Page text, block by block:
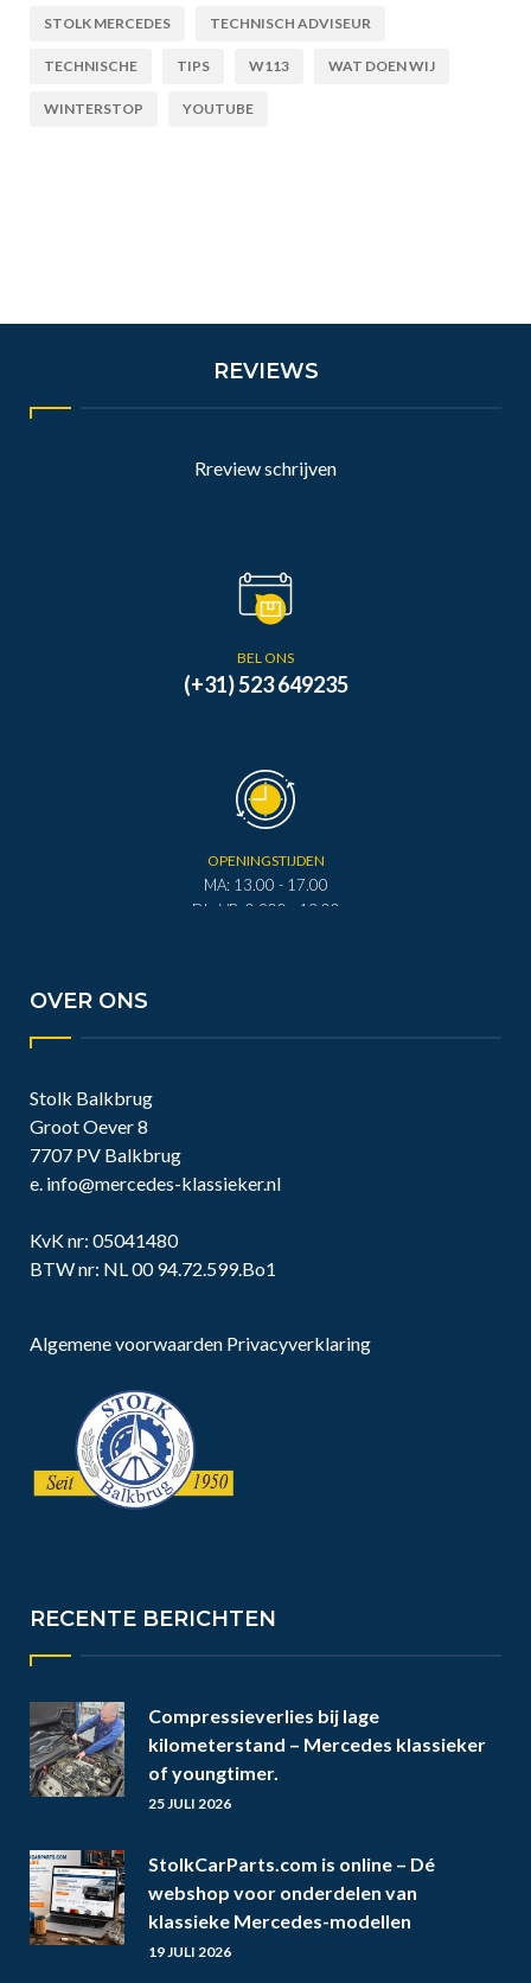
STOLK MERCEDES TECHNISCH ADVISEUR
TECHNISCHE TIPS W113 WAT DOEN WIJ
WINTERSTOP YOUTUBE
REVIEWS
Rreview schrijven
BEL ONS
(+31) 523 649235
OPENINGSTIJDEN
MA: 13.00 - 17.00
DI - VR: 0.900 - 12.00
OVER ONS
Stolk Balkbrug
Groot Oever 8
7707 PV Balkbrug
e. info@mercedes-klassieker.nl
KvK nr: 05041480
BTW nr: NL 00 94.72.599.Bo1
Algemene voorwaarden Privacyverklaring
RECENTE BERICHTEN
Compressieverlies bij lage
kilometerstand – Mercedes klassieker
of youngtimer.
25 JULI 2026
StolkCarParts.com is online – Dé
webshop voor onderdelen van
klassieke Mercedes-modellen
19 JULI 2026